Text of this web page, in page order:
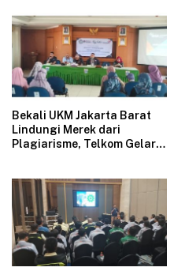
Bekali UKM Jakarta Barat
Lindungi Merek dari
Plagiarisme, Telkom Gelar